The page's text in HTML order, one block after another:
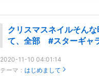
クリスマスネイルそん
て、全部 #スターギャ
2020-11-10 04:01:14
テーマ： はじめまして